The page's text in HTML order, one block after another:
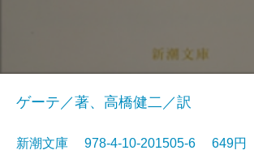
ゲーテ／著、高橋健二／訳
新潮文庫 978-4-10-201505-6 649円